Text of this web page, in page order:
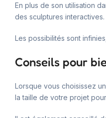
En plus de son utilisation
des sculptures interactives.
Les possibilités sont
Conseils pour
Lorsque vous choisissez
la taille de votre projet